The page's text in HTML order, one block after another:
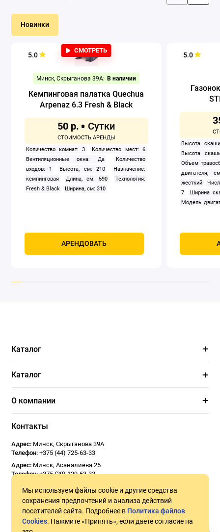
Новинки
5.0
СМОТРЕТЬ
Минск, Скрыганова 39А: В наличии
Кемпинговая палатка Quechua
Arpenaz 6.3 Fresh & Black
50 р.
Количество комнат: 3
Количество мест: 6
Вентиляционные окна: Да
Количество
входов: 1
Высота, см: 210
Назначение:
кемпинговая
Длина, см: 590
Технология:
Fresh & Black
Ширина, см: 310
АРЕНДОВАТЬ
5.0
Высота
Высота
Объем
двигателя,
жесткий
7
Ширина
Модель
Мы используем файлы cookie и другие средства
сохранения предпочтений и анализа действий
посетителей сайта. Подробнее в Политика файлов
Cookies. Нажмите «Принять», если даете согласие на
Каталог
Каталог
О компании
Контакты
Адрес: Минск, Скрыганова 39А
Телефон: +375 (44) 725-63-33
Адрес: Минск, Асаналиева 25
Телефон: +375 (29) 129-63-33
Email:
Usoseda2020@gmail.com
График работы: ПН - ПТ 9:00 - 18:00 СБ 10:00 - 17:00 Воскресенье -